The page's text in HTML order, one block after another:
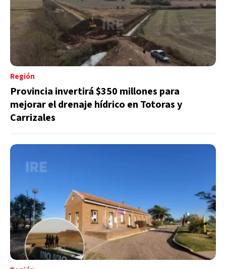
Región
Provincia invertirá $350 millones para
mejorar el drenaje hídrico en Totoras y
Carrizales